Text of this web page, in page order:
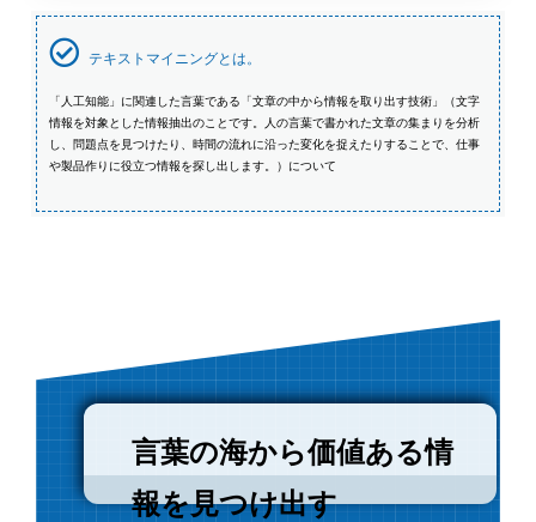
テキストマイニングとは。
「人工知能」に関連した言葉である「文章の中から情報を取り出す技術」（文字
情報を対象とした情報抽出のことです。人の言葉で書かれた文章の集まりを分析
し、問題点を見つけたり、時間の流れに沿った変化を捉えたりすることで、仕事
や製品作りに役立つ情報を探し出します。）について
言葉の海から価値ある情
報を見つけ出す